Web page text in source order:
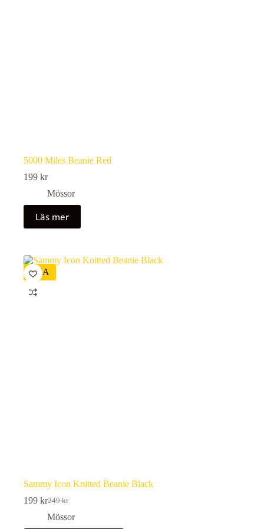
5000 Miles Beanie Red
199 kr
Mössor
Läs mer
REA
Sammy Icon Knitted Beanie Black
249kr
Det
ursprungliga
priset
199 krDet
nuvarande
priset
Mössor